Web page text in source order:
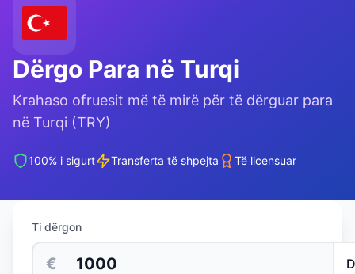
Dërgo Para në Turqi
Krahaso ofruesit më të mirë për të dërguar para
në Turqi (TRY)
100% i sigurt Transferta të shpejta Të licensuar
Ti dërgon
€